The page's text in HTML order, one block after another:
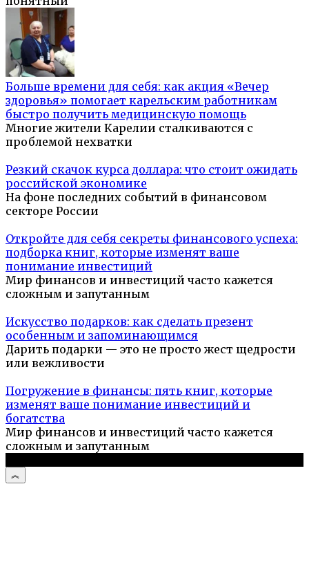
Больше времени для себя: как акция «Вечер
здоровья» помогает карельским работникам
быстро получить медицинскую помощь
Многие жители Карелии сталкиваются с
проблемой нехватки
Резкий скачок курса доллара: что стоит ожидать
российской экономике
На фоне последних событий в финансовом
секторе России
Откройте для себя секреты финансового успеха:
подборка книг, которые изменят ваше
понимание инвестиций
Мир финансов и инвестиций часто кажется
сложным и запутанным
Искусство подарков: как сделать презент
особенным и запоминающимся
Дарить подарки — это не просто жест щедрости
или вежливости
Погружение в финансы: пять книг, которые
изменят ваше понимание инвестиций и
богатства
Мир финансов и инвестиций часто кажется
сложным и запутанным